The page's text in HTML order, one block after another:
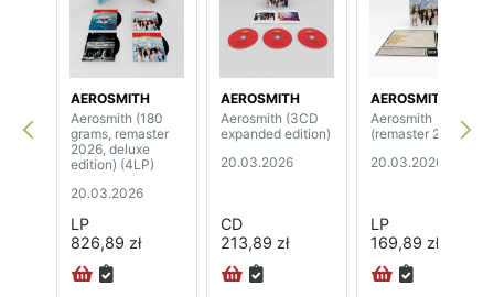
AEROSMITH
Aerosmith (180
grams, remaster
2026, deluxe
edition) (4LP)
20.03.2026
LP
826,89 zł
AEROSMITH
Aerosmith (3CD
expanded edition)
20.03.2026
CD
213,89 zł
AEROSMITH
Aerosmith
(remaster 2026)
20.03.2026
LP
169,89 zł